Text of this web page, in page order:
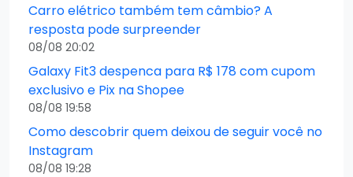
Carro elétrico também tem câmbio? A
resposta pode surpreender
08/08 20:02
Galaxy Fit3 despenca para R$ 178 com cupom
exclusivo e Pix na Shopee
08/08 19:58
Como descobrir quem deixou de seguir você no
Instagram
08/08 19:28